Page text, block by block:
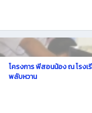
โครงการ พีสอนน้อง ณ โรงเ
พลับหวาน